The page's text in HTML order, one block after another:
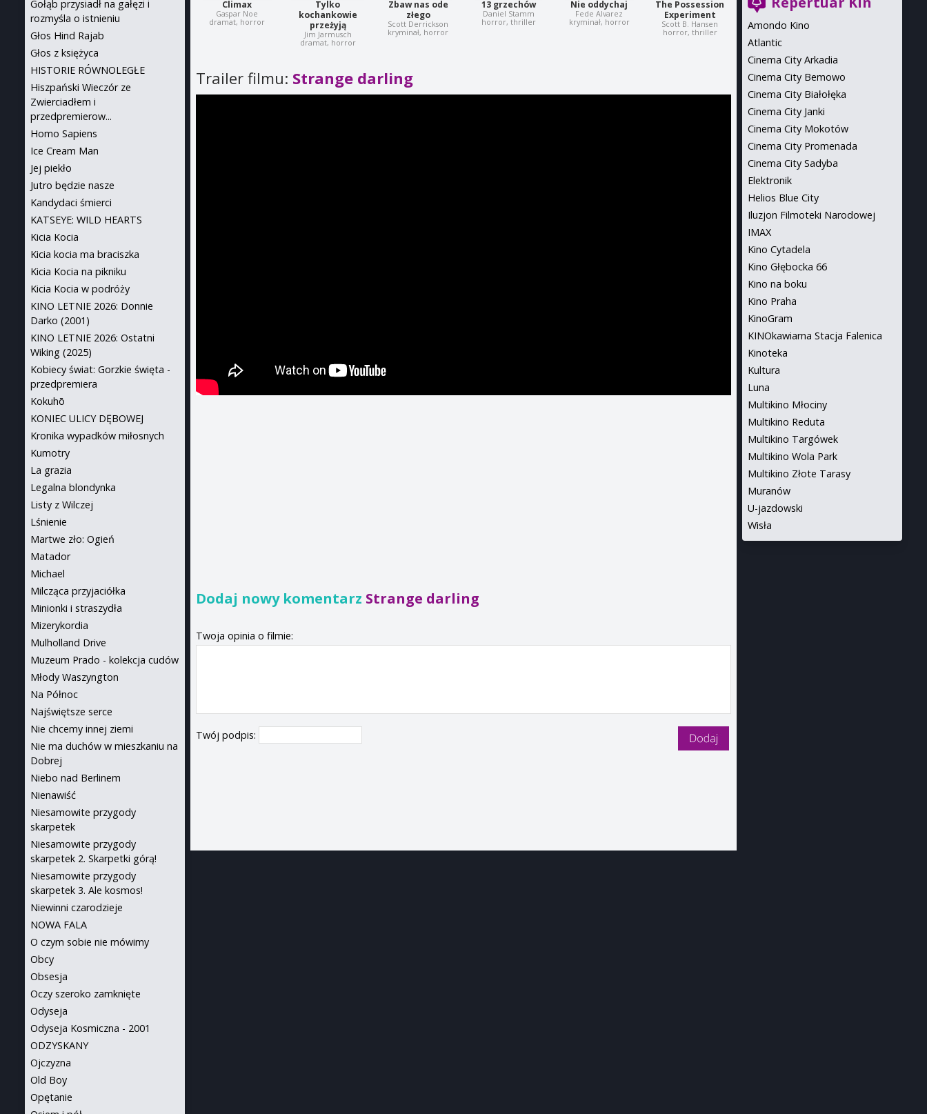
Climax
Gaspar Noe
dramat, horror
Tylko
kochankowie
przeżyją
Jim Jarmusch
dramat, horror
Zbaw nas ode
złego
Scott Derrickson
kryminał, horror
13 grzechów
Daniel Stamm
horror, thriller
Nie oddychaj
Fede Alvarez
kryminał, horror
The Possession
Experiment
Scott B. Hansen
horror, thriller
Trailer filmu: Strange darling
Dodaj nowy komentarz Strange darling
Twoja opinia o filmie:
Twój podpis:
Amondo Kino
Atlantic
Cinema City Arkadia
Cinema City Bemowo
Cinema City Białołęka
Cinema City Janki
Cinema City Mokotów
Cinema City Promenada
Cinema City Sadyba
Elektronik
Helios Blue City
Iluzjon Filmoteki Narodowej
IMAX
Kino Cytadela
Kino Głębocka 66
Kino na boku
Kino Praha
KinoGram
KINOkawiarna Stacja Falenica
Kinoteka
Kultura
Luna
Multikino Młociny
Multikino Reduta
Multikino Targówek
Multikino Wola Park
Multikino Złote Tarasy
Muranów
U-jazdowski
Wisła
Gołąb przysiadł na gałęzi i
rozmyśla o istnieniu
Głos Hind Rajab
Głos z księżyca
HISTORIE RÓWNOLEGŁE
Hiszpański Wieczór ze
Zwierciadłem i
przedpremierow...
Homo Sapiens
Ice Cream Man
Jej piekło
Jutro będzie nasze
Kandydaci śmierci
KATSEYE: WILD HEARTS
Kicia Kocia
Kicia kocia ma braciszka
Kicia Kocia na pikniku
Kicia Kocia w podróży
KINO LETNIE 2026: Donnie
Darko (2001)
KINO LETNIE 2026: Ostatni
Wiking (2025)
Kobiecy świat: Gorzkie święta -
przedpremiera
Kokuhō
KONIEC ULICY DĘBOWEJ
Kronika wypadków miłosnych
Kumotry
La grazia
Legalna blondynka
Listy z Wilczej
Lśnienie
Martwe zło: Ogień
Matador
Michael
Milcząca przyjaciółka
Minionki i straszydła
Mizerykordia
Mulholland Drive
Muzeum Prado - kolekcja cudów
Młody Waszyngton
Na Północ
Najświętsze serce
Nie chcemy innej ziemi
Nie ma duchów w mieszkaniu na
Dobrej
Niebo nad Berlinem
Nienawiść
Niesamowite przygody
skarpetek
Niesamowite przygody
skarpetek 2. Skarpetki górą!
Niesamowite przygody
skarpetek 3. Ale kosmos!
Niewinni czarodzieje
NOWA FALA
O czym sobie nie mówimy
Obcy
Obsesja
Oczy szeroko zamknięte
Odyseja
Odyseja Kosmiczna - 2001
ODZYSKANY
Ojczyzna
Old Boy
Opętanie